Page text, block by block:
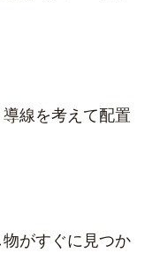
線を考えて配置
がすぐに見つか